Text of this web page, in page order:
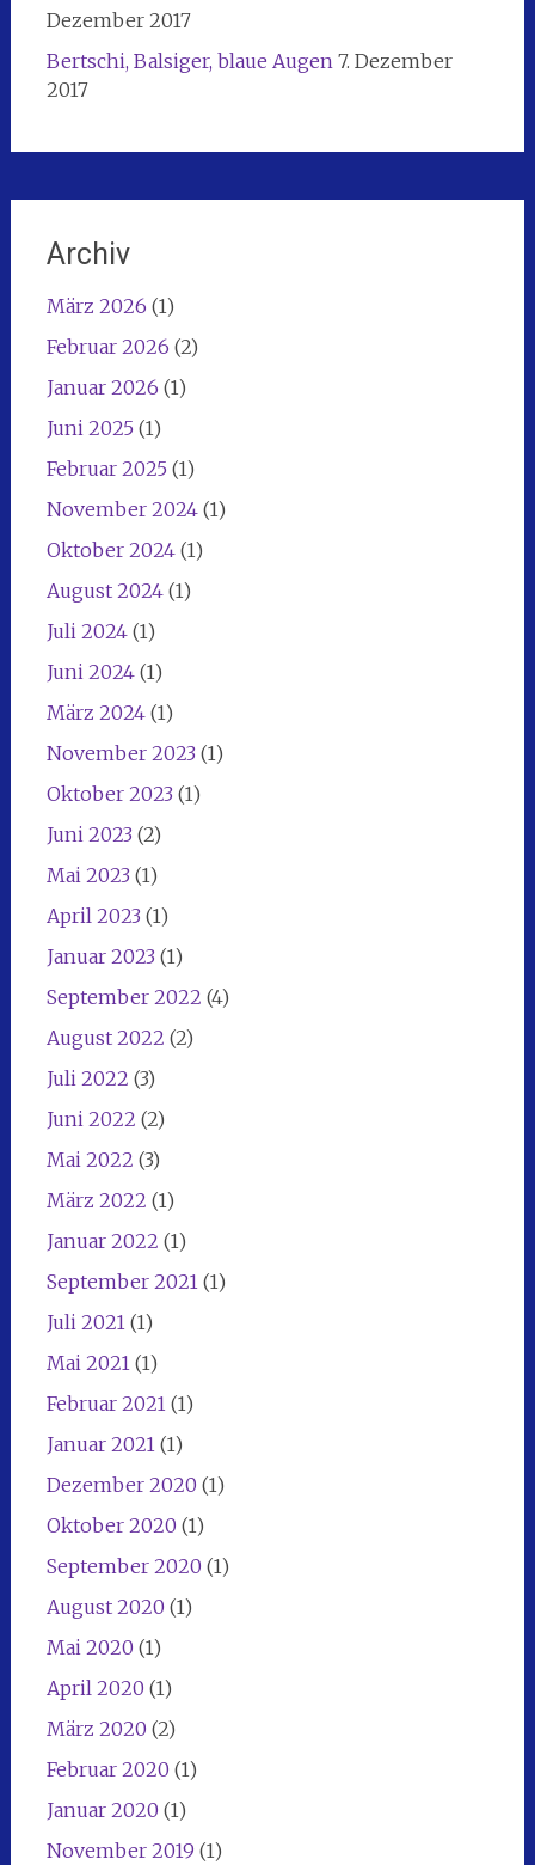
Dezember 2017
Bertschi, Balsiger, blaue Augen 7. Dezember
2017
Archiv
März 2026 (1)
Februar 2026 (2)
Januar 2026 (1)
Juni 2025 (1)
Februar 2025 (1)
November 2024(1)
Oktober 2024(1)
August 2024(1)
Juli 2024(1)
Juni 2024(1)
März 2024(1)
November 2023 (1)
Oktober 2023 (1)
Juni 2023 (2)
Mai 2023 (1)
April 2023 (1)
Januar 2023 (1)
September 2022 (4)
August 2022 (2)
Juli 2022 (3)
Juni 2022 (2)
Mai 2022 (3)
März 2022 (1)
Januar 2022 (1)
September 2021(1)
Juli 2021(1)
Mai 2021(1)
Februar 2021(1)
Januar 2021(1)
Dezember 2020 (1)
Oktober 2020 (1)
September 2020 (1)
August 2020 (1)
Mai 2020 (1)
April 2020 (1)
März 2020 (2)
Februar 2020 (1)
Januar 2020 (1)
November 2019 (1)